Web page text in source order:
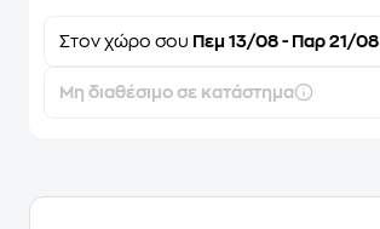
Στον χώρο σου Πεμ 13/08 - Παρ 21/08
Μη διαθέσιμο σε κατάστημα